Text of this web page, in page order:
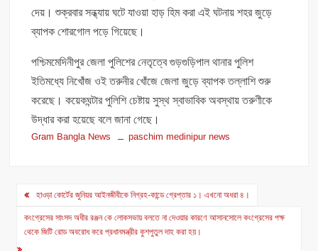
দেয়। শুক্রবার সন্ধ্যায় ঘটে যাওয়া হাড় হিম করা এই ঘটনায় শহর জুড়ে
ব্যাপক শোরগোল পড়ে গিয়েছে।
পশ্চিমমেদিনীপুর জেলা পুলিশের নেতৃত্বে গুড়গুড়িপাল থানার পুলিশ
ইতিমধ্যে নিখোঁজ ওই তরুনীর খোঁজে জেলা জুড়ে ব্যাপক তল্লাশি শুরু
করেছে। কয়েকঘন্টার পুলিশি চেষ্টায় সুস্থ স্বাভাবিক অবস্থায় তরুণীকে
উদ্ধার করা হয়েছে বলে জানা গেছে।
Gram Bangla News paschim medinipur news
Post
navigation
হাওড়া কোর্টের জুনিয়র আইনজীবীকে নিগ্রহ-কান্ডে গ্রেপ্তার ১। এখনো অধরা ৪।
কংগ্রেসের সাংসদ অধীর রঞ্জন কে লোকসভায় বলতে না দেওয়ার কারণে আসানসোলে কংগ্রেসের পক্ষ
থেকে জিটি রোড অবরোধ করে প্রধানমন্ত্রীর কুশপুতুল দাহ করা হয়।